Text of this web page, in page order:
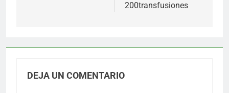
200transfusiones
DEJA UN COMENTARIO